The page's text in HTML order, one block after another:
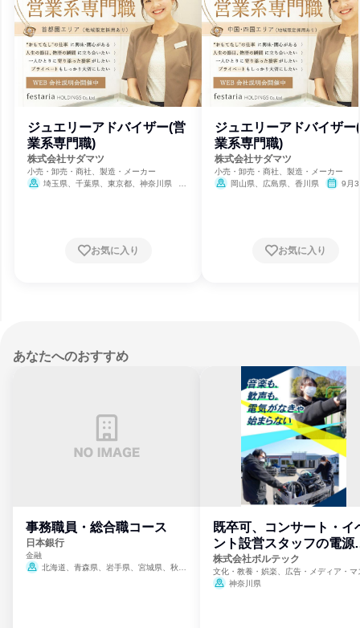
ジュエリーアドバイザー(営
業系専門職)
株式会社サダマツ
小売・卸売・商社、製造・メーカー
埼玉県、千葉県、東京都、神奈川県
お気に入り
ジュエリーアドバイザー
業系専門職)
株式会社サダマツ
小売・卸売・商社、製造・メーカー
岡山県、広島県、香川県
9月
お気に入り
あなたへのおすすめ
事務職員・総合職コース
日本銀行
金融
北海道、青森県、岩手県、宮城県、秋田
既卒可、コンサート・イ
ント設営スタッフの電源
門
株式会社ボルテック
文化・教養・娯楽、広告・メディア・マ
ミ、電力・ガス・水道・エネルギー
神奈川県